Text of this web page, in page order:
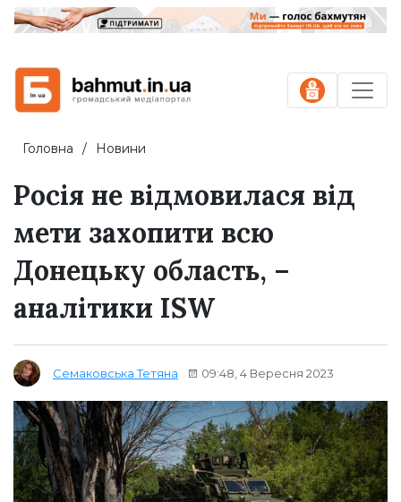
Головна Новини
Росія не відмовилася від
мети захопити всю
Донецьку область, –
аналітики ISW
Семаковська Тетяна 09:48, 4 Вересня 2023